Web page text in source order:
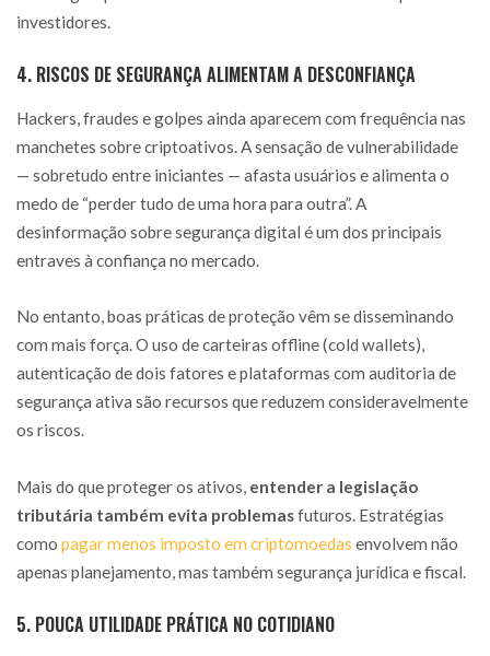
investidores.
4. RISCOS DE SEGURANÇA ALIMENTAM A DESCONFIANÇA
Hackers, fraudes e golpes ainda aparecem com frequência nas
manchetes sobre criptoativos. A sensação de vulnerabilidade
— sobretudo entre iniciantes — afasta usuários e alimenta o
medo de “perder tudo de uma hora para outra”. A
desinformação sobre segurança digital é um dos principais
entraves à confiança no mercado.
No entanto, boas práticas de proteção vêm se disseminando
com mais força. O uso de carteiras offline (cold wallets),
autenticação de dois fatores e plataformas com auditoria de
segurança ativa são recursos que reduzem consideravelmente
os riscos.
Mais do que proteger os ativos, entender a legislação
tributária também evita problemasfuturos. Estratégias
como pagar menos imposto em criptomoedas envolvem não
apenas planejamento, mas também segurança jurídica e fiscal.
5. POUCA UTILIDADE PRÁTICA NO COTIDIANO